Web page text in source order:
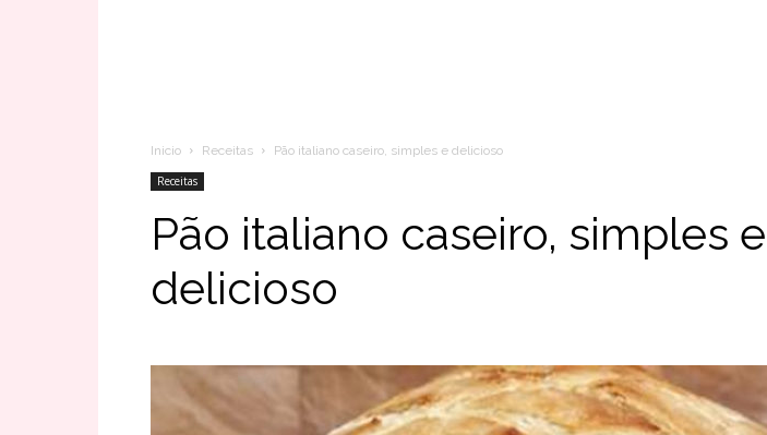
Inicio Receitas
Pão italiano caseiro, simples e delicioso
Receitas
Pão italiano caseiro, simples e
delicioso